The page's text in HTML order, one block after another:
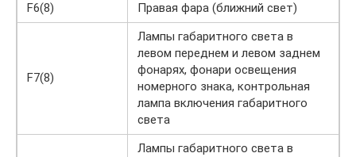
F6(8)
Правая фара (ближний свет)
F7(8)
Лампы габаритного света в
левом переднем и левом заднем
фонарях, фонари освещения
номерного знака, контрольная
лампа включения габаритного
света
Лампы габаритного света в